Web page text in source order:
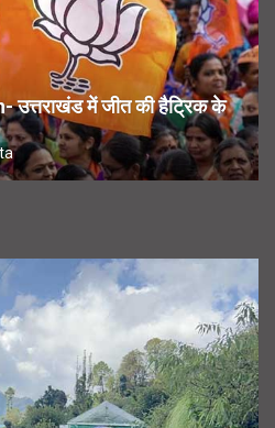
में जीत की हैट्रिक के